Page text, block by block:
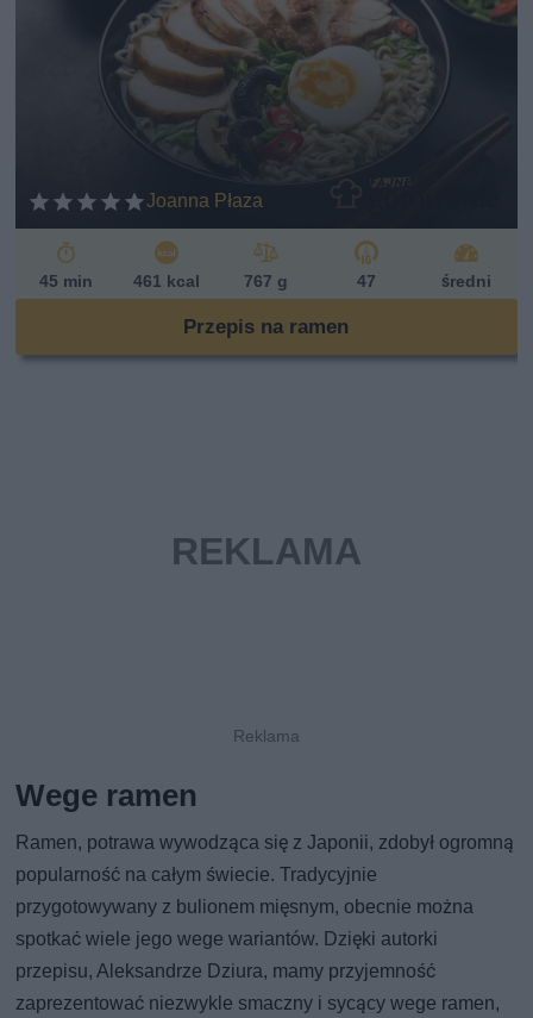
Joanna Płaza
45 min 461 kcal 767 g 47 średni
Przepis na ramen
Wege ramen
Ramen, potrawa wywodząca się z Japonii, zdobył ogromną
popularność na całym świecie. Tradycyjnie
przygotowywany z bulionem mięsnym, obecnie można
spotkać wiele jego wege wariantów. Dzięki autorki
przepisu, Aleksandrze Dziura, mamy przyjemność
zaprezentować niezwykle smaczny i sycący wege ramen,